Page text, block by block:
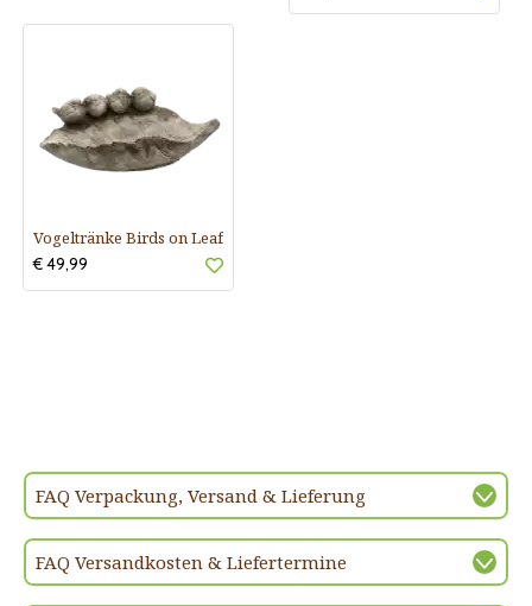
Vogeltränke Birds on Leaf
€ 49,99
FAQ Verpackung, Versand & Lieferung
FAQ Versandkosten & Liefertermine